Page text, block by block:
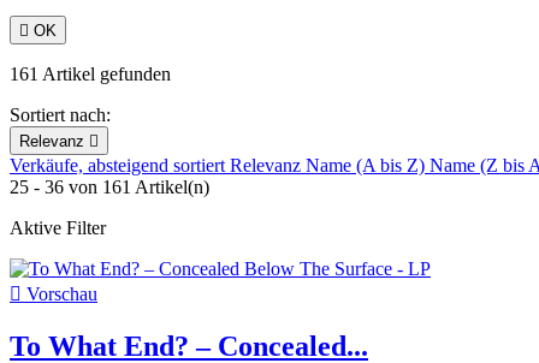
 OK
161 Artikel gefunden
Sortiert nach:
Relevanz 
Verkäufe, absteigend sortiert Relevanz Name (A bis Z) Name (Z bis
25 - 36 von 161 Artikel(n)
Aktive Filter
 Vorschau
To What End? ‎– Concealed...